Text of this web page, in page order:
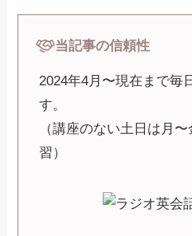
当記事の信頼性
2024年4月〜現在まで毎
す。
（講座のない土日は月
習）